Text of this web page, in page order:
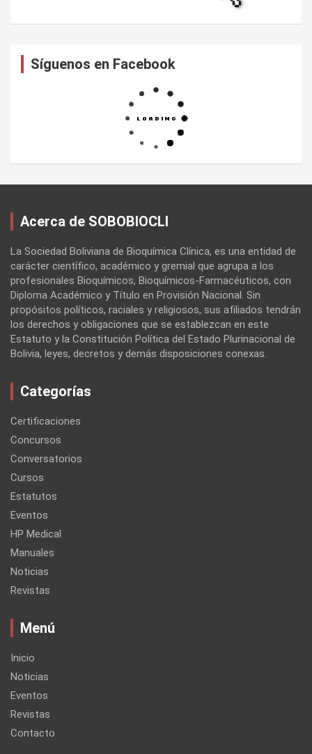
Síguenos en Facebook
Acerca de SOBOBIOCLI
La Sociedad Boliviana de Bioquímica Clínica, es una entidad de
carácter científico, académico y gremial que agrupa a los
profesionales Bioquímicos, Bioquímicos-Farmacéuticos, con
Diploma Académico y Título en Provisión Nacional. Sin
propósitos políticos, raciales y religiosos, sus afiliados tendrán
los derechos y obligaciones que se establezcan en este
Estatuto y la Constitución Política del Estado Plurinacional de
Bolivia, leyes, decretos y demás disposiciones conexas.
Categorías
Certificaciones
Concursos
Conversatorios
Cursos
Estatutos
Eventos
HP Medical
Manuales
Noticias
Revistas
Menú
Inicio
Noticias
Eventos
Revistas
Contacto